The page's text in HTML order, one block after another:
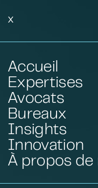
X
Accueil
Expertises
Avocats
Bureaux
Insights
Innovation
À propos de